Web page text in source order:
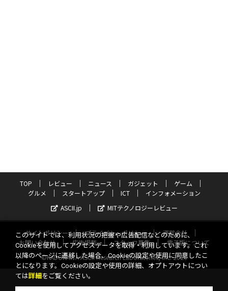
TOP レビュー ニュース ガジェット
ゲーム
グルメ
スタートアップ ICT
インフォメーション
ASCII.jp
MITテクノロジーレビュー
サイトポリシー プライバシーポリシー
運営会社
お問い合わせ
広告掲載 スタッフ募集
電子版について
©KADOKAWA ASCII Research Laboratories, Inc. 2026
このサイトでは、利用状況の把握や広告配信などのために、
Cookieを使用してアクセスデータを取得・利用しています。これ
以降のページに遷移した場合、Cookieの設定や使用に同意したこ
とになります。Cookieの設定や使用の詳細、オプトアウトについ
ては詳細 をご覧ください。